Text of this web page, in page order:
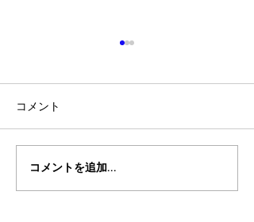
8月のヨガクラススケジュ
ール
コメント
コメントを追加…